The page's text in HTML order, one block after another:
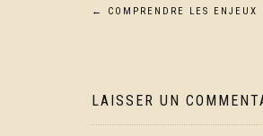
Navigation
l’article
← COMPRENDRE LES
LAISSER UN